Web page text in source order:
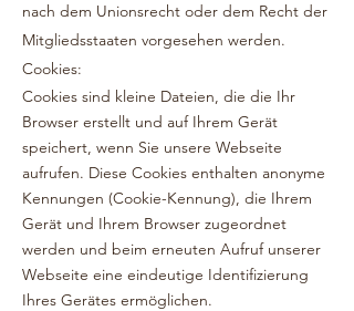
nach dem Unionsrecht oder dem Recht der
Mitgliedsstaaten vorgesehen werden.
Cookies:
Cookies sind kleine Dateien, die die Ihr
Browser erstellt und auf Ihrem Gerät
speichert, wenn Sie unsere Webseite
aufrufen. Diese Cookies enthalten anonyme
Kennungen (Cookie-Kennung), die Ihrem
Gerät und Ihrem Browser zugeordnet
werden und beim erneuten Aufruf unserer
Webseite eine eindeutige Identifizierung
Ihres Gerätes ermöglichen.